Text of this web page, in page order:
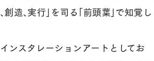
創造、実行」を司る「前頭葉」で知覚し
ンスタレーションアートとしてお